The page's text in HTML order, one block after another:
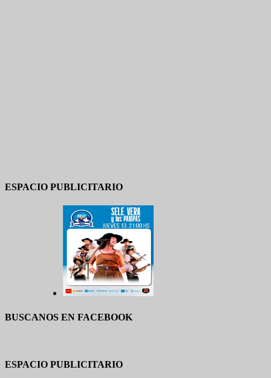
ESPACIO PUBLICITARIO
BUSCANOS EN FACEBOOK
ESPACIO PUBLICITARIO